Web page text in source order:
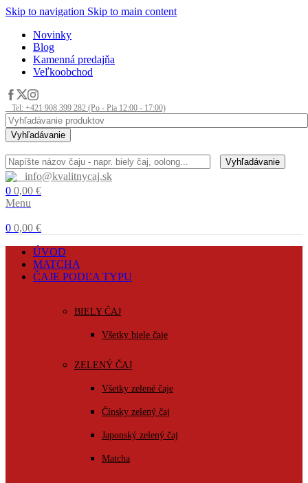
Skip to navigation Skip to main content
Novinky
Blog
Kamenná predajňa
Veľkoobchod
Tel: +421 908 399 282 (Po - Pia 12:00 - 17:00)
Vyhľadávanie
Vyhľadávanie
info@kvalitnycaj.sk
0 0,00 €
Menu
0 0,00 €
ÚVOD
MATCHA
ČAJE PODĽA TYPU
BIELY ČAJ
Všetky biele čaje
ZELENÝ ČAJ
Všetky zelené čaje
Čínsky zelený čaj
Japonský zelený čaj
Matcha